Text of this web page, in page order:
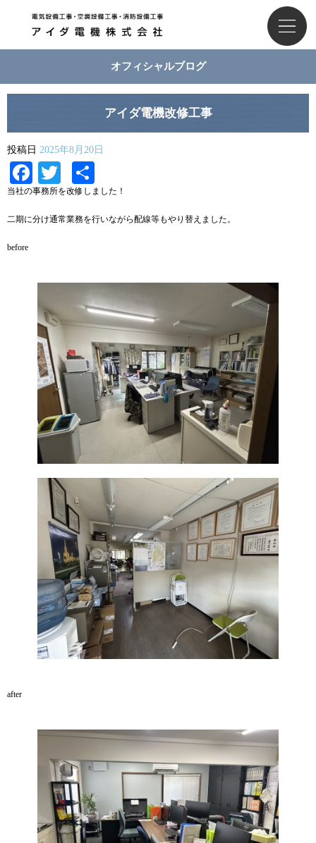
オフィシャルブログ
アイダ電機改修工事
投稿日 2025年8月20日
Facebook
Twitter
有
当社の事務所を改修しました！
二期に分け通常業務を行いながら配線等もやり替えました。
before
after